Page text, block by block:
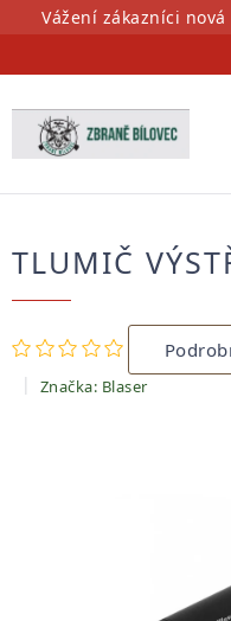
PřejítVážení zákazníci
TLUMIČ
Průměrné
hodnocení
produktu
je
Značka: Blaser